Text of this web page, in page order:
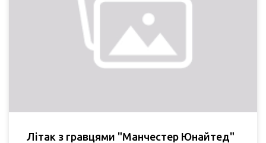
Літак з гравцями "Манчестер Юнайтед"